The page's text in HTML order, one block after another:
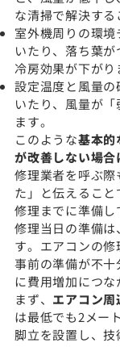
な清掃で解決する
室外機周りの環
いたり、落ち葉
冷房効果が下がり
設定温度と風量
いたり、風量が
ます。
このような基本的
が改善しない場
修理業者を呼ぶ
た」と伝えること
修理までに準備し
修理当日の準備
す。エアコンの修
事前の準備が不
に費用増加につな
まず、 エアコン
は最低でも2メー
脚立を設置し、